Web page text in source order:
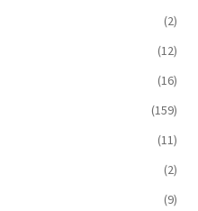
(2)
(12)
(16)
(159)
(11)
(2)
(9)